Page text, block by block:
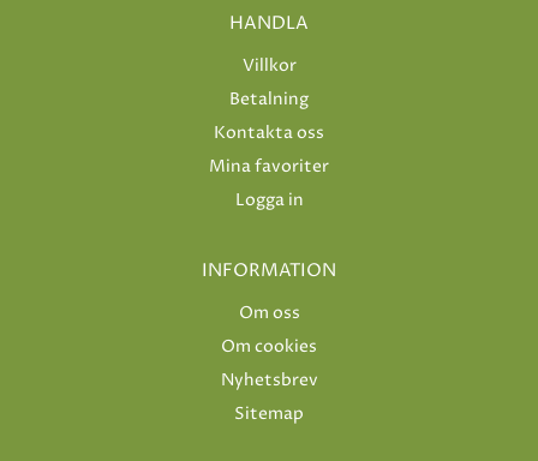
HANDLA
Villkor
Betalning
Kontakta oss
Mina favoriter
Logga in
INFORMATION
Om oss
Om cookies
Nyhetsbrev
Sitemap